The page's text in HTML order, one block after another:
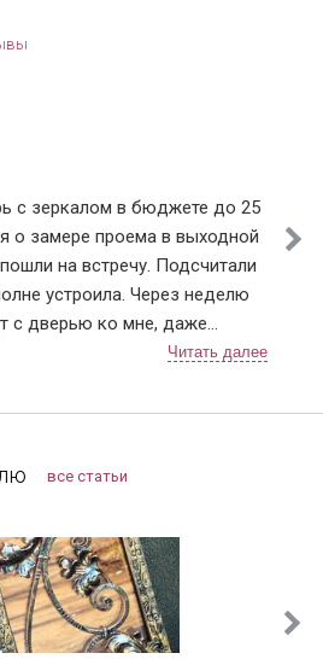
с зеркалом в бюджете до 25
о замере проема в выходной
на встречу. Подсчитали
устроила. Через неделю
с дверью ко мне, даже
пришлось им меня
мусор весь убрали
чтобы замки не
восхищает! Шумов с
не задувает, значит
тоже нет. Внешний вид
замечаний нет. Зеркало для
все статьи